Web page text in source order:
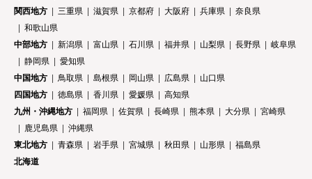
関西地方
三重県 滋賀県 京都府 大阪府 兵庫県
奈良県
和歌山県
中部地方
新潟県 富山県 石川県 福井県 山梨県 長野県
岐阜県
静岡県
愛知県
中国地方
鳥取県 島根県 岡山県 広島県
山口県
四国地方
徳島県 香川県 愛媛県
高知県
九州・沖縄地方
福岡県 佐賀県 長崎県 熊本県 大分県
宮崎県
鹿児島県
沖縄県
東北地方
青森県 岩手県 宮城県 秋田県 山形県
福島県
北海道